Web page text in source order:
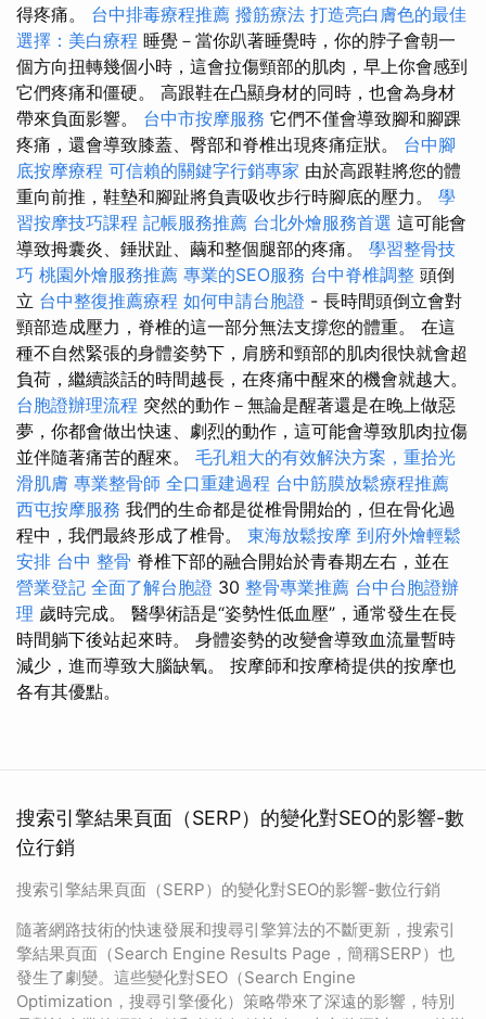
得疼痛。 台中排毒療程推薦 撥筋療法 打造亮白膚色的最佳
選擇：美白療程 睡覺－當你趴著睡覺時，你的脖子會朝一
個方向扭轉幾個小時，這會拉傷頸部的肌肉，早上你會感到
它們疼痛和僵硬。 高跟鞋在凸顯身材的同時，也會為身材
帶來負面影響。 台中市按摩服務 它們不僅會導致腳和腳踝
疼痛，還會導致膝蓋、臀部和脊椎出現疼痛症狀。 台中腳
底按摩療程 可信賴的關鍵字行銷專家 由於高跟鞋將您的體
重向前推，鞋墊和腳趾將負責吸收步行時腳底的壓力。 學
習按摩技巧課程 記帳服務推薦 台北外燴服務首選 這可能會
導致拇囊炎、錘狀趾、繭和整個腿部的疼痛。 學習整骨技
巧 桃園外燴服務推薦 專業的SEO服務 台中脊椎調整 頭倒
立 台中整復推薦療程 如何申請台胞證 - 長時間頭倒立會對
頸部造成壓力，脊椎的這一部分無法支撐您的體重。 在這
種不自然緊張的身體姿勢下，肩膀和頸部的肌肉很快就會超
負荷，繼續談話的時間越長，在疼痛中醒來的機會就越大。
台胞證辦理流程 突然的動作－無論是醒著還是在晚上做惡
夢，你都會做出快速、劇烈的動作，這可能會導致肌肉拉傷
並伴隨著痛苦的醒來。 毛孔粗大的有效解決方案，重拾光
滑肌膚 專業整骨師 全口重建過程 台中筋膜放鬆療程推薦
西屯按摩服務 我們的生命都是從椎骨開始的，但在骨化過
程中，我們最終形成了椎骨。 東海放鬆按摩 到府外燴輕鬆
安排 台中 整骨 脊椎下部的融合開始於青春期左右，並在
營業登記 全面了解台胞證 30 整骨專業推薦 台中台胞證辦
理 歲時完成。 醫學術語是“姿勢性低血壓”，通常發生在長
時間躺下後站起來時。 身體姿勢的改變會導致血流量暫時
減少，進而導致大腦缺氧。 按摩師和按摩椅提供的按摩也
各有其優點。
搜索引擎結果頁面（SERP）的變化對SEO的影響-數
位行銷
搜索引擎結果頁面（SERP）的變化對SEO的影響-數位行銷
隨著網路技術的快速發展和搜尋引擎算法的不斷更新，搜索引
擎結果頁面（Search Engine Results Page，簡稱SERP）也
發生了劇變。這些變化對SEO（Search Engine
Optimization，搜尋引擎優化）策略帶來了深遠的影響，特別